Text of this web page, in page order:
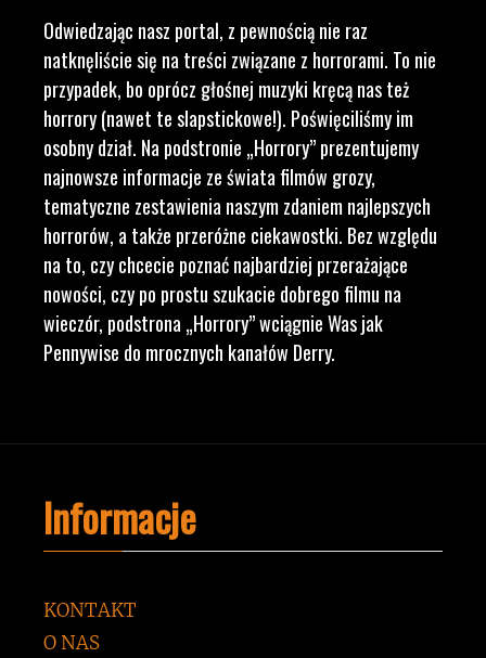
Odwiedzając nasz portal, z pewnością nie raz
natknęliście się na treści związane z horrorami. To nie
przypadek, bo oprócz głośnej muzyki kręcą nas też
horrory (nawet te slapstickowe!). Poświęciliśmy im
osobny dział. Na podstronie „Horrory” prezentujemy
najnowsze informacje ze świata filmów grozy,
tematyczne zestawienia naszym zdaniem najlepszych
horrorów, a także przeróżne ciekawostki. Bez względu
na to, czy chcecie poznać najbardziej przerażające
nowości, czy po prostu szukacie dobrego filmu na
wieczór, podstrona „Horrory” wciągnie Was jak
Pennywise do mrocznych kanałów Derry.
Informacje
KONTAKT
O NAS